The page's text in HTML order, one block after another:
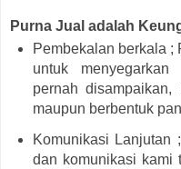
Purna Jual adalah
Pembekalan berkala ;
untuk menyegarkan
pernah
maupun berbentuk
Komunikasi Lanjutan
dan komunikasi kami